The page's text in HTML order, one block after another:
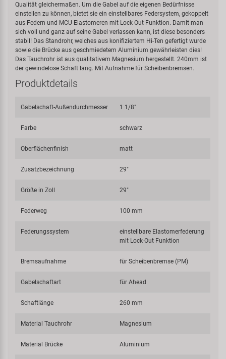
Qualität gleichermaßen. Um die Gabel auf die eigenen Bedürfnisse
einstellen zu können, bietet sie ein einstellbares Federsystem, gekoppelt
aus Federn und MCU-Elastomeren mit Lock-Out Funktion. Damit man
sich voll und ganz auf seine Gabel verlassen kann, ist diese besonders
stabil! Das Standrohr, welches aus konifiziertem Hi-Ten gefertigt wurde
sowie die Brücke aus geschmiedetem Aluminium gewährleisten dies!
Das Tauchrohr ist aus qualitativem Magnesium hergestellt. 240mm ist
der gewindelose Schaft lang. Mit Aufnahme für Scheibenbremsen.
Produktdetails
Gabelschaft-Außendurchmesser 1 1/8"
Farbe schwarz
Oberflächenfinish matt
Zusatzbezeichnung 29"
Größe in Zoll 29"
Federweg 100 mm
Federungssystem
einstellbare Elastomerfederung
mit Lock-Out Funktion
Bremsaufnahme für Scheibenbremse (PM)
Gabelschaftart für Ahead
Schaftlänge 260 mm
Material Tauchrohr Magnesium
Material Brücke Aluminium